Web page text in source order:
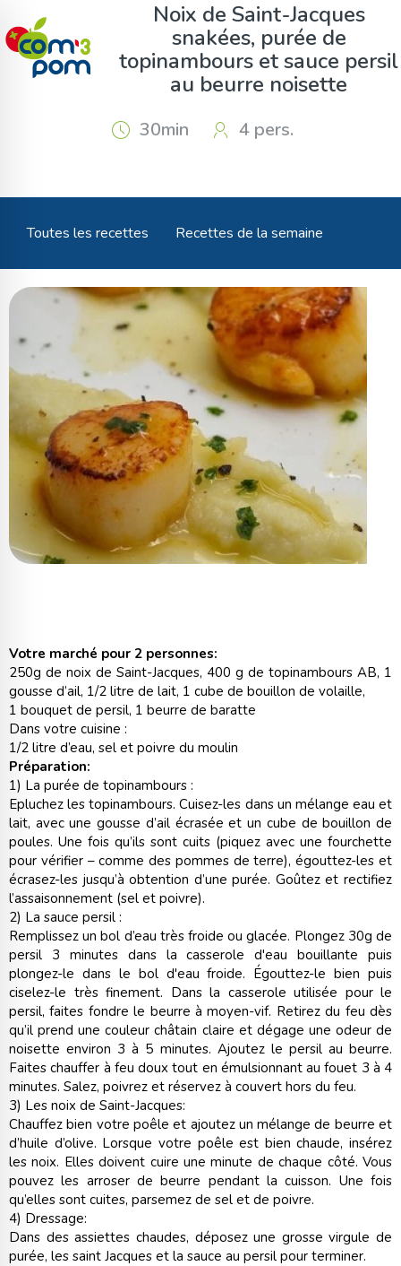
Noix de Saint-Jacques
snakées, purée de
topinambours et sauce persil
au beurre noisette
30min 4 pers.
Toutes les recettes Recettes de la semaine
Votre marché pour 2 personnes:
250g de noix de Saint-Jacques, 400 g de topinambours AB, 1
gousse d’ail, 1/2 litre de lait, 1 cube de bouillon de volaille,
1 bouquet de persil, 1 beurre de baratte
Dans votre cuisine :
1/2 litre d’eau, sel et poivre du moulin
Préparation:
1) La purée de topinambours :
Epluchez les topinambours. Cuisez-les dans un mélange eau et
lait, avec une gousse d’ail écrasée et un cube de bouillon de
poules. Une fois qu’ils sont cuits (piquez avec une fourchette
pour vérifier – comme des pommes de terre), égouttez-les et
écrasez-les jusqu’à obtention d’une purée. Goûtez et rectifiez
l’assaisonnement (sel et poivre).
2) La sauce persil :
Remplissez un bol d’eau très froide ou glacée. Plongez 30g de
persil 3 minutes dans la casserole d'eau bouillante puis
plongez-le dans le bol d'eau froide. Égouttez-le bien puis
ciselez-le très finement. Dans la casserole utilisée pour le
persil, faites fondre le beurre à moyen-vif. Retirez du feu dès
qu’il prend une couleur châtain claire et dégage une odeur de
noisette environ 3 à 5 minutes. Ajoutez le persil au beurre.
Faites chauffer à feu doux tout en émulsionnant au fouet 3 à 4
minutes. Salez, poivrez et réservez à couvert hors du feu.
3) Les noix de Saint-Jacques:
Chauffez bien votre poêle et ajoutez un mélange de beurre et
d’huile d’olive. Lorsque votre poêle est bien chaude, insérez
les noix. Elles doivent cuire une minute de chaque côté. Vous
pouvez les arroser de beurre pendant la cuisson. Une fois
qu’elles sont cuites, parsemez de sel et de poivre.
4) Dressage:
Dans des assiettes chaudes, déposez une grosse virgule de
purée, les saint Jacques et la sauce au persil pour terminer.
Panneau de gestion des cookies